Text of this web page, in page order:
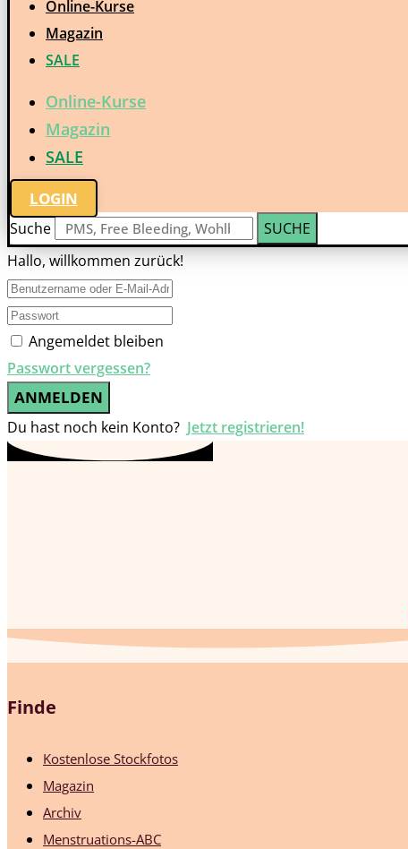
Online-Kurse
Magazin
SALE
Online-Kurse
Magazin
SALE
LOGIN
Suche
SUCHE
Hallo, willkommen zurück!
Angemeldet bleiben
Passwort vergessen?
ANMELDEN
Du hast noch kein Konto? Jetzt registrieren!
Finde
Kostenlose Stockfotos
Magazin
Archiv
Menstruations-ABC